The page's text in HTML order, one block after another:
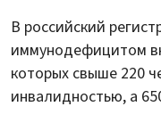
В российский
иммунодефицитом
которых свыше 220
инвалидностью, а